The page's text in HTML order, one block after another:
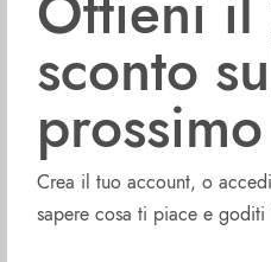
sconto
Crea il tuo account, o
sapere cosa ti piace e
€ 6.99
Sold Out